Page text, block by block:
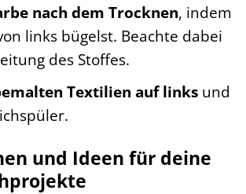
nach dem Trocknen, indem
links bügelst. Beachte dabei
des Stoffes.
Textilien auf links und
und Ideen für deine